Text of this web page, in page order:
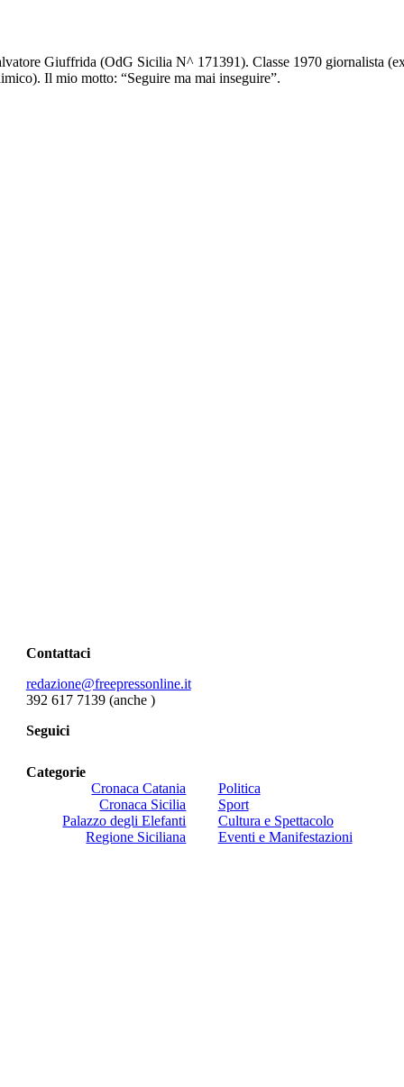
Giuffrida (OdG Sicilia N^ 171391). Classe 1970 giornalista
Il mio motto: “Seguire ma mai inseguire”.
Contattaci
redazione@freepressonline.it
392 617 7139 (anche )
Seguici
Categorie
Cronaca Catania
Cronaca Sicilia
Palazzo degli Elefanti
Regione Siciliana
Politica
Sport
Cultura e Spettacolo
Eventi e Manifestazioni